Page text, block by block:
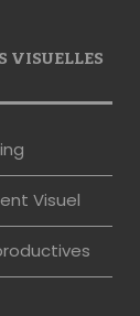
VISUELLES
Visuel